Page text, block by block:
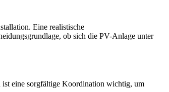
Eine realistische
ob sich die PV-Anlage unter
ist eine sorgfältige Koordination wichtig, um